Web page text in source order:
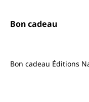
Bon cadeau
Bon cadeau Éditions